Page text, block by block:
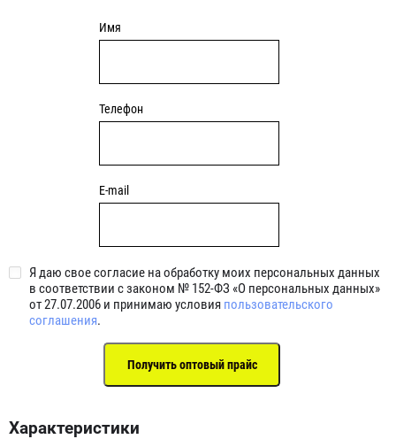
Имя
Телефон
E-mail
Я даю свое согласие на обработку моих персональных данных
в соответствии с законом № 152-ФЗ «О персональных данных»
от 27.07.2006 и принимаю условия пользовательского
соглашения.
Характеристики